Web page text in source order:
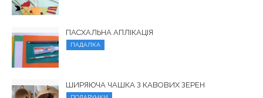
ПАСХАЛЬНА АПЛІКАЦІЯ
ПАДАЛКА
ШИРЯЮЧА ЧАШКА З КАВОВИХ ЗЕРЕН